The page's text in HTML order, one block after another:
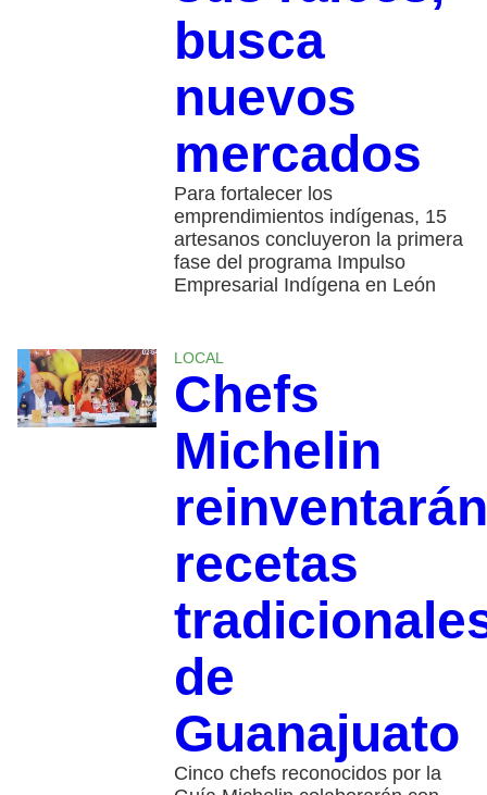
busca
nuevos
mercados
Para fortalecer los
emprendimientos indígenas, 15
artesanos concluyeron la primera
fase del programa Impulso
Empresarial Indígena en León
LOCAL
Chefs
Michelin
reinventarán
recetas
de
Guanajuato
Cinco chefs reconocidos por la